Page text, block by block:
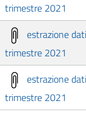
trimestre 2021
estrazione
trimestre 2021
estrazione
trimestre 2021